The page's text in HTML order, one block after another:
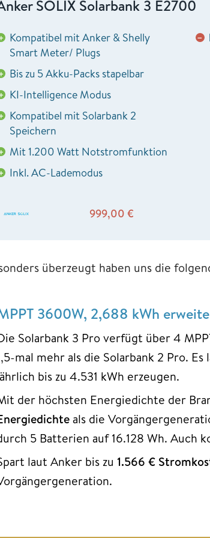
SOLIX Solarbank 3 E2700
Kompatibel mit Anker & Shelly
Smart Meter/ Plugs
Bis zu 5 Akku-Packs stapelbar
KI-Intelligence Modus
Kompatibel mit Solarbank 2
Speichern
Mit 1.200 Watt Notstromfunktion
Inkl. AC-Lademodus
−
999,00 €
überzeugt haben uns die
3600W, 2,688 kWh
Solarbank 3 Pro verfügt über 4
mal mehr als die Solarbank 2 Pro.
bis zu 4.531 kWh erzeugen.
der höchsten Energiedichte der
als die
5 Batterien auf 16.128 Wh. Auch
laut Anker bis zu 1.566 €